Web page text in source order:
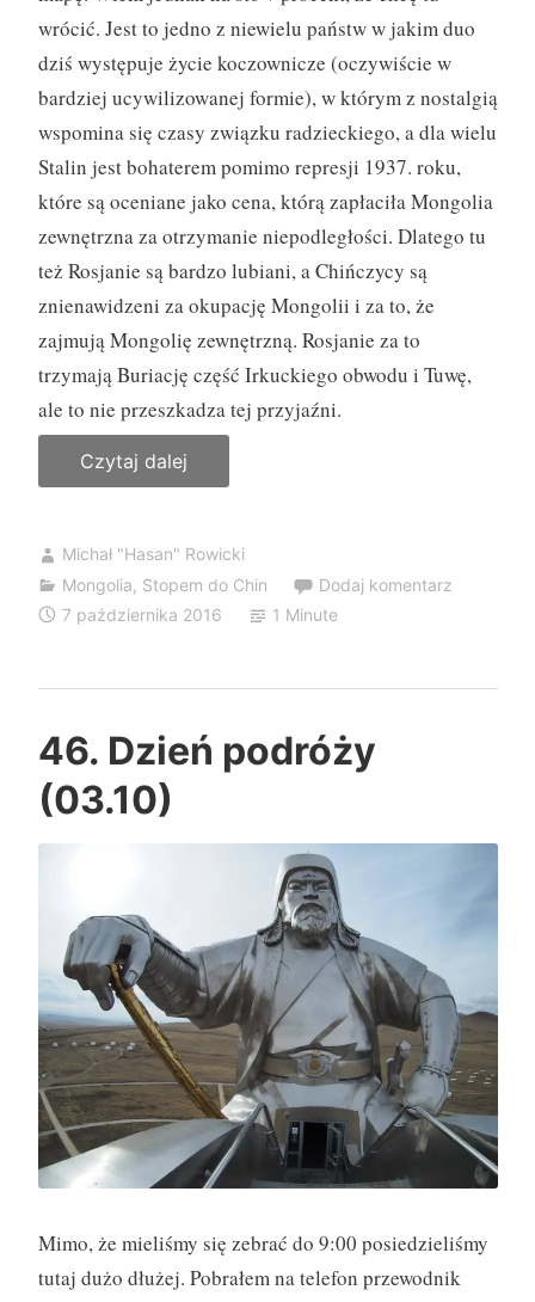
wrócić. Jest to jedno z niewielu państw w jakim duo
dziś występuje życie koczownicze (oczywiście w
bardziej ucywilizowanej formie), w którym z nostalgią
wspomina się czasy związku radzieckiego, a dla wielu
Stalin jest bohaterem pomimo represji 1937. roku,
które są oceniane jako cena, którą zapłaciła Mongolia
zewnętrzna za otrzymanie niepodległości. Dlatego tu
też Rosjanie są bardzo lubiani, a Chińczycy są
znienawidzeni za okupację Mongolii i za to, że
zajmują Mongolię zewnętrzną. Rosjanie za to
trzymają Buriację część Irkuckiego obwodu i Tuwę,
ale to nie przeszkadza tej przyjaźni.
Czytaj dalej
P
d
s
u
o
w
a
n
g
o
l
i
”
Michał "Hasan" Rowicki
Mongolia, Stopem do Chin
Dodaj komentarz
7 października 2016
1 Minute
46. Dzień podróży
(03.10)
Mimo, że mieliśmy się zebrać do 9:00 posiedzieliśmy
tutaj dużo dłużej. Pobrałem na telefon przewodnik